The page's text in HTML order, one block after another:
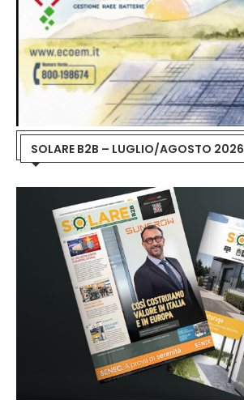
SOLARE B2B – LUGLIO/AGOSTO 2026